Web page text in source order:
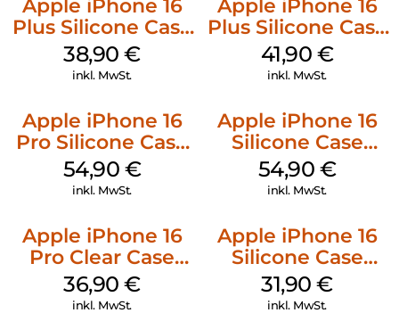
Apple iPhone 16
Plus Silicone Case
MagSafe Denim
38,90€
inkl. MwSt.
Apple iPhone 16
Plus Silicone Case
MagSafe Stone
Gray
41,90 €
inkl. MwSt.
Apple iPhone 16
Pro Silicone Case
MagSafe Black
54,90 €
inkl. MwSt.
Apple iPhone 16
Silicone Case
MagSafe Black
54,90 €
inkl. MwSt.
Apple iPhone 16
Pro Clear Case
MagSafe
Transparent
36,90€
inkl. MwSt.
Apple iPhone 16
Silicone Case
MagSafe Fuchsia
31,90€
inkl. MwSt.